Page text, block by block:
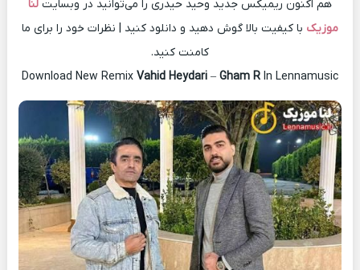
هم اکنون ریمیکس جدید وحید حیدری را می‌توانید در وبسایت لنا
موزیک با کیفیت بالا گوش دهید و دانلود کنید | نظرات خود را برای ما
کامنت کنید.
Download New Remix Vahid Heydari – Gham R In Lennamusic